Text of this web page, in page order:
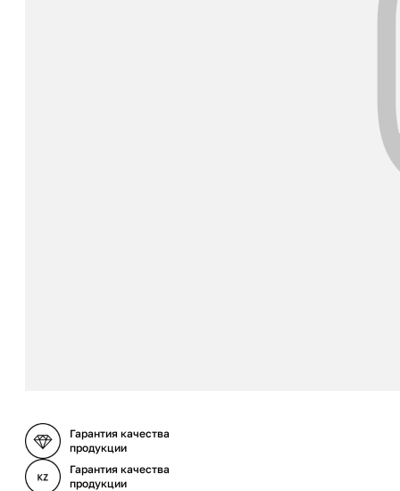
Гарантия качества
продукции
Гарантия качества
продукции